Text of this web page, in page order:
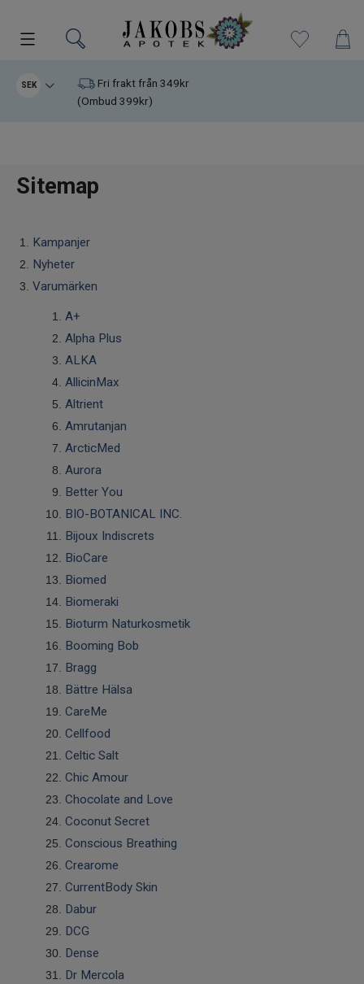
Kampanjer
Superfood
Hudvård
Kristaller
Infrarött Ljus
Transdermala plåster
Fyndlådan
SEK
Fri frakt från 349kr
(Ombud 399kr)
Sitemap
Kampanjer
Nyheter
Varumärken
A+
Alpha Plus
ALKA
AllicinMax
Altrient
Amrutanjan
ArcticMed
Aurora
Better You
BIO-BOTANICAL INC.
Bijoux Indiscrets
BioCare
Biomed
Biomeraki
Bioturm Naturkosmetik
Booming Bob
Bragg
Bättre Hälsa
CareMe
Cellfood
Celtic Salt
Chic Amour
Chocolate and Love
Coconut Secret
Conscious Breathing
Crearome
CurrentBody Skin
Dabur
DCG
Dense
Dr Mercola